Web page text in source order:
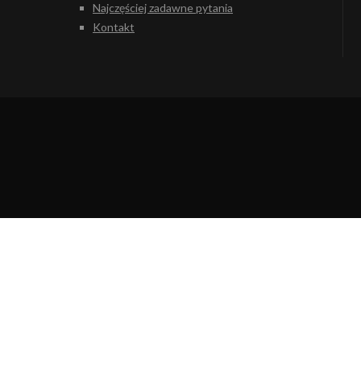
Najczęściej zadawne pytania
Kontakt